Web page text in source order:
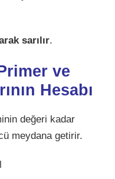
sarılır.
ve
Hesabı
değeri kadar
meydana getirir.